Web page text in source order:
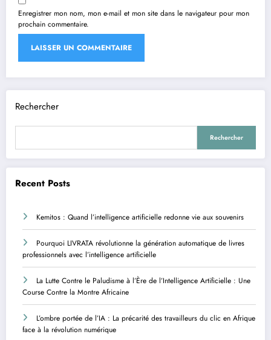
Enregistrer mon nom, mon e-mail et mon site dans le navigateur pour mon
prochain commentaire.
Rechercher
Rechercher
Recent Posts
Kemitos : Quand l’intelligence artificielle redonne vie aux souvenirs
Pourquoi LIVRATA révolutionne la génération automatique de livres
professionnels avec l’intelligence artificielle
La Lutte Contre le Paludisme à l’Ère de l’Intelligence Artificielle : Une
Course Contre la Montre Africaine
L’ombre portée de l’IA : La précarité des travailleurs du clic en Afrique
face à la révolution numérique